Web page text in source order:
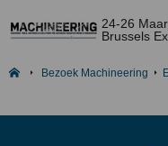
24-26
Brussels
Bezoek Machineering